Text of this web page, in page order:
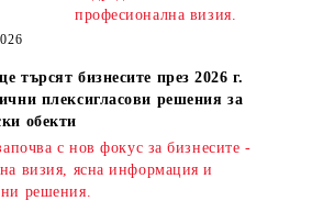
професионална визия.
търсят бизнесите през 2026 г.
плексигласови решения за
обекти
с нов фокус за бизнесите -
визия, ясна информация и
решения.